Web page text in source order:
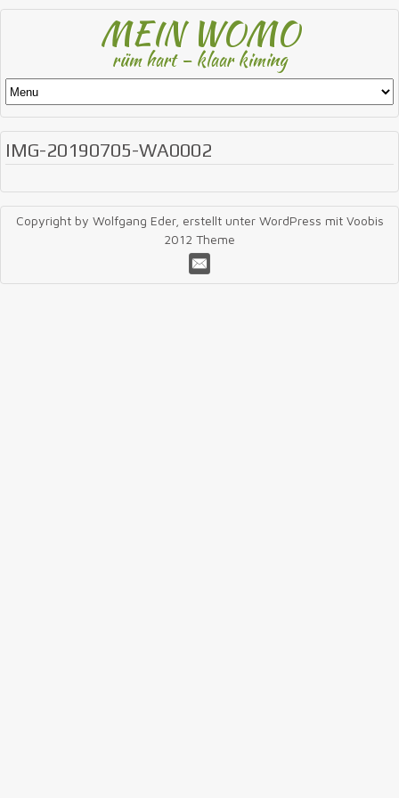
MEIN WOMO
rüm hart – klaar kiming
IMG-20190705-WA0002
Copyright by Wolfgang Eder, erstellt unter WordPress mit Voobis
2012 Theme